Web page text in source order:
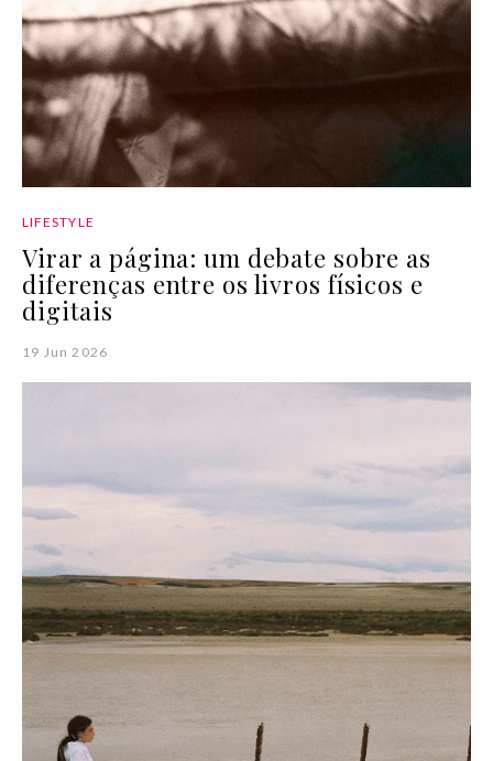
LIFESTYLE
Virar a página: um debate sobre as
diferenças entre os livros físicos e
digitais
19 Jun 2026